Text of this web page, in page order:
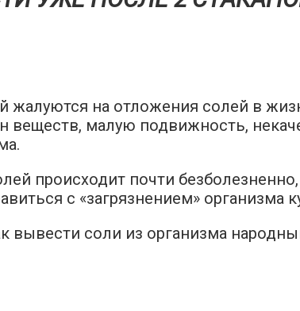
на отложения солей в
малую подвижность,
происходит почти
с «загрязнением» организма
вывести соли из организма